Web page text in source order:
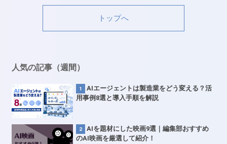
トップへ
人気の記事（週間）
AIエージェントは製造業をどう変える？活
用事例8選と導入手順を解説
AIを題材にした映画9選｜編集部おすすめ
のAI映画を厳選して紹介！